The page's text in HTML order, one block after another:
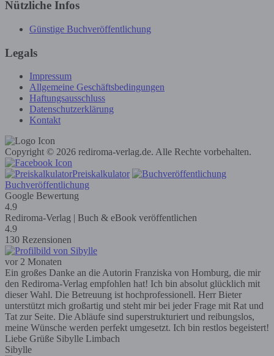
Nützliche Infos
Günstige Buchveröffentlichung
Legals
Impressum
Allgemeine Geschäftsbedingungen
Haftungsausschluss
Datenschutzerklärung
Kontakt
Copyright © 2026 rediroma-verlag.de. Alle Rechte vorbehalten.
Preiskalkulator
Buchveröffentlichung
Google Bewertung
4.9
Rediroma-Verlag | Buch & eBook veröffentlichen
4.9
130 Rezensionen
vor 2 Monaten
Ein großes Danke an die Autorin Franziska von Homburg, die mir
den Rediroma-Verlag empfohlen hat! Ich bin absolut glücklich mit
dieser Wahl. Die Betreuung ist hochprofessionell. Herr Bieter
unterstützt mich großartig und steht mir bei jeder Frage mit Rat und
Tat zur Seite. Die Abläufe sind superstrukturiert und reibungslos,
meine Wünsche werden perfekt umgesetzt. Ich bin restlos begeistert!
Liebe Grüße Sibylle Limbach
Sibylle